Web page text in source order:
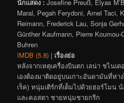
นักแสดง : Josefine Preuß, Elyas
Maral, Pegah Ferydoni, Arnel Taci,
Reimann, Frederick Lau, Sonja
Günther Kaufmann, Pierre
Buhren
IMDB (5.8) | เรื่องย่อ
หลังจากเหตุเครื่องบินตก เลน่า ชไนเ
เองต้องมาติดอยู่บนเกาะอันดามันที่ห่า
เร็ค) หนุ่มเติร์กที่เต็มไปด้วยฮอร์โมน
และคอสตา ชายหนุ่มชายกรีก